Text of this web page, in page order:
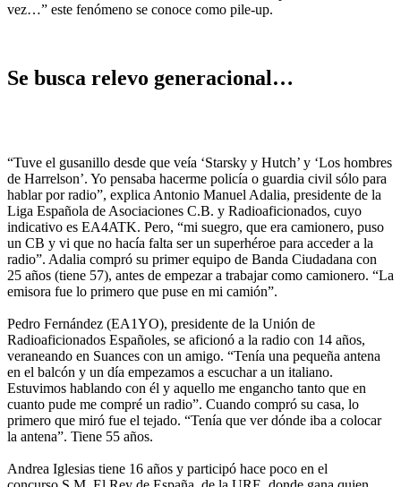
vez…” este fenómeno se conoce como pile-up.
Se busca relevo generacional…
“Tuve el gusanillo desde que veía ‘Starsky y Hutch’ y ‘Los hombres
de Harrelson’. Yo pensaba hacerme policía o guardia civil sólo para
hablar por radio”, explica Antonio Manuel Adalia, presidente de la
Liga Española de Asociaciones C.B. y Radioaficionados, cuyo
indicativo es EA4ATK. Pero, “mi suegro, que era camionero, puso
un CB y vi que no hacía falta ser un superhéroe para acceder a la
radio”. Adalia compró su primer equipo de Banda Ciudadana con
25 años (tiene 57), antes de empezar a trabajar como camionero. “La
emisora fue lo primero que puse en mi camión”.
Pedro Fernández (EA1YO), presidente de la Unión de
Radioaficionados Españoles, se aficionó a la radio con 14 años,
veraneando en Suances con un amigo. “Tenía una pequeña antena
en el balcón y un día empezamos a escuchar a un italiano.
Estuvimos hablando con él y aquello me engancho tanto que en
cuanto pude me compré un radio”. Cuando compró su casa, lo
primero que miró fue el tejado. “Tenía que ver dónde iba a colocar
la antena”. Tiene 55 años.
Andrea Iglesias tiene 16 años y participó hace poco en el